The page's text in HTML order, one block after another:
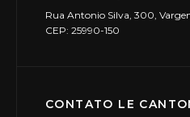
Rua Antonio Silva, 300,
CEP: 25990-150
CONTATO LE